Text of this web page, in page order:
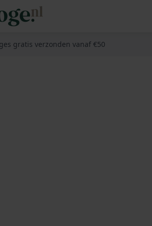
gratis verzonden vanaf €50